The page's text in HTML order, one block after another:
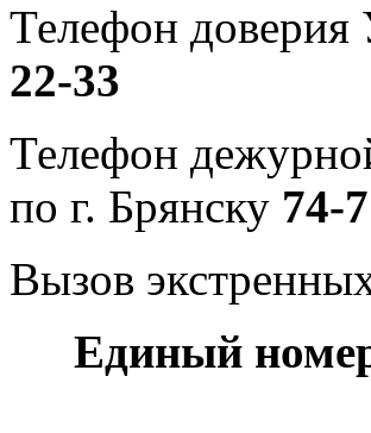
Телефон
22-33
Телефон
по г. Брянску 74-
Вызов
Единый